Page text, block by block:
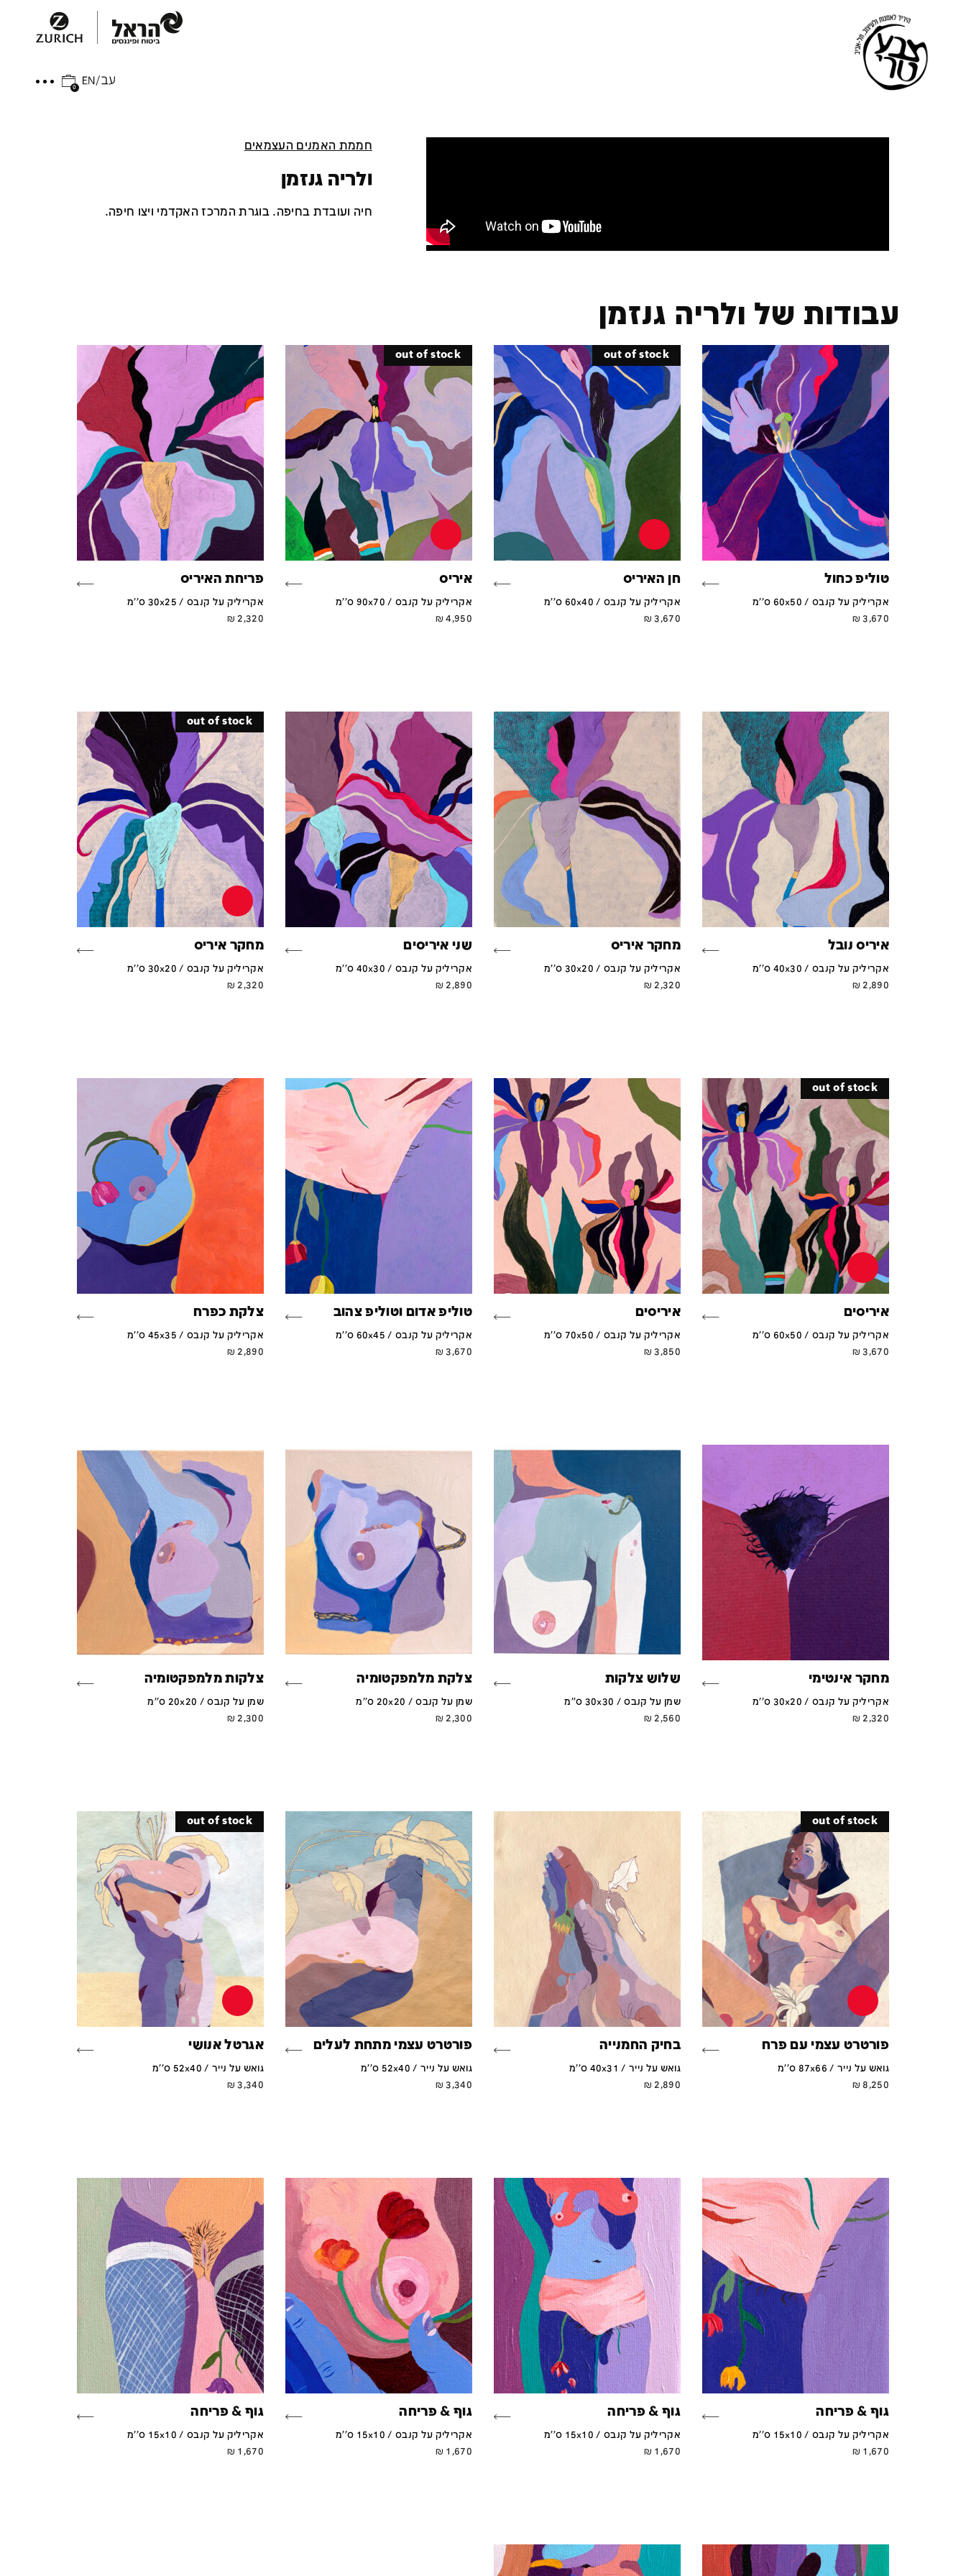
0
חממת האמנים העצמאים
ולריה גנזמן
חיה ועובדת בחיפה. בוגרת המרכז האקדמי ויצו חיפה.
עבודות של ולריה גנזמן
טוליפ כחול
אקריליק על קנבס / 60x50 ס''מ
3,670
₪
out of stock
חן האיריס
אקריליק על קנבס / 60x40 ס''מ
3,670
₪
out of stock
איריס
אקריליק על קנבס / 90x70 ס''מ
4,950
₪
פריחת האיריס
אקריליק על קנבס / 30x25 ס''מ
2,320
₪
איריס נובל
אקריליק על קנבס / 40x30 ס''מ
2,890
₪
מחקר איריס
אקריליק על קנבס / 30x20 ס''מ
2,320
₪
שני איריסים
אקריליק על קנבס / 40x30 ס''מ
2,890
₪
out of stock
מחקר איריס
אקריליק על קנבס / 30x20 ס''מ
2,320
₪
out of stock
איריסים
אקריליק על קנבס / 60x50 ס''מ
3,670
₪
איריסים
אקריליק על קנבס / 70x50 ס''מ
3,850
₪
טוליפ אדום וטוליפ צהוב
אקריליק על קנבס / 60x45 ס''מ
3,670
₪
צלקת כפרח
אקריליק על קנבס / 45x35 ס''מ
2,890
₪
מחקר אינטימי
אקריליק על קנבס / 30x20 ס''מ
2,320
₪
שלוש צלקות
שמן על קנבס / 30x30 ס''מ
2,560
₪
צלקת מלמפקטומיה
שמן על קנבס / 20x20 ס''מ
2,300
₪
צלקות מלמפקטומיה
שמן על קנבס / 20x20 ס''מ
2,300
₪
out of stock
פורטרט עצמי עם פרח
גואש על נייר / 87x66 ס''מ
8,250
₪
בחיק החמנייה
גואש על נייר / 40x31 ס''מ
2,890
₪
פורטרט עצמי מתחת לעלים
גואש על נייר / 52x40 ס''מ
3,340
₪
out of stock
אגרטל אנושי
גואש על נייר / 52x40 ס''מ
3,340
₪
גוף & פריחה
אקריליק על קנבס / 15x10 ס''מ
1,670
₪
גוף & פריחה
אקריליק על קנבס / 15x10 ס''מ
1,670
₪
גוף & פריחה
אקריליק על קנבס / 15x10 ס''מ
1,670
₪
גוף & פריחה
אקריליק על קנבס / 15x10 ס''מ
1,670
₪